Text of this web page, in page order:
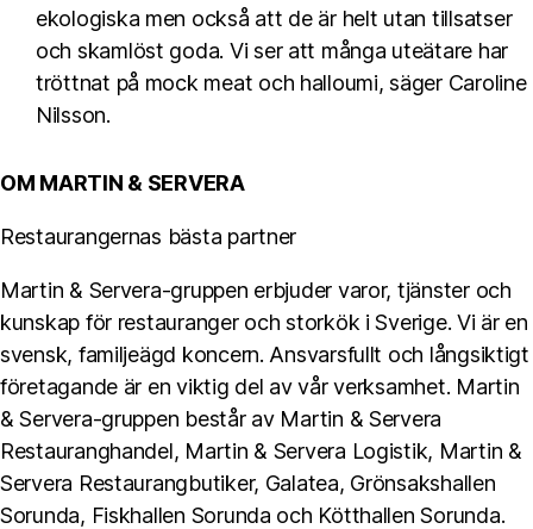
ekologiska men också att de är helt utan tillsatser
och skamlöst goda. Vi ser att många uteätare har
tröttnat på mock meat och halloumi, säger Caroline
Nilsson.
OM MARTIN & SERVERA
Restaurangernas bästa partner
Martin & Servera-gruppen erbjuder varor, tjänster och
kunskap för restauranger och storkök i Sverige. Vi är en
svensk, familjeägd koncern. Ansvarsfullt och långsiktigt
företagande är en viktig del av vår verksamhet. Martin
& Servera-gruppen består av Martin & Servera
Restauranghandel, Martin & Servera Logistik, Martin &
Servera Restaurangbutiker, Galatea, Grönsakshallen
Sorunda, Fiskhallen Sorunda och Kötthallen Sorunda.